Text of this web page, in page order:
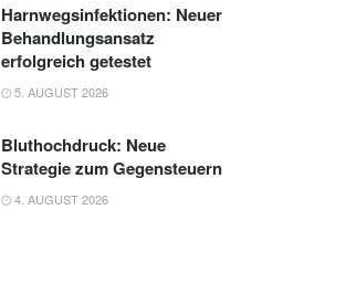
Harnwegsinfektionen: Neuer
Behandlungsansatz
erfolgreich getestet
5. AUGUST 2026
Bluthochdruck: Neue
Strategie zum Gegensteuern
4. AUGUST 2026